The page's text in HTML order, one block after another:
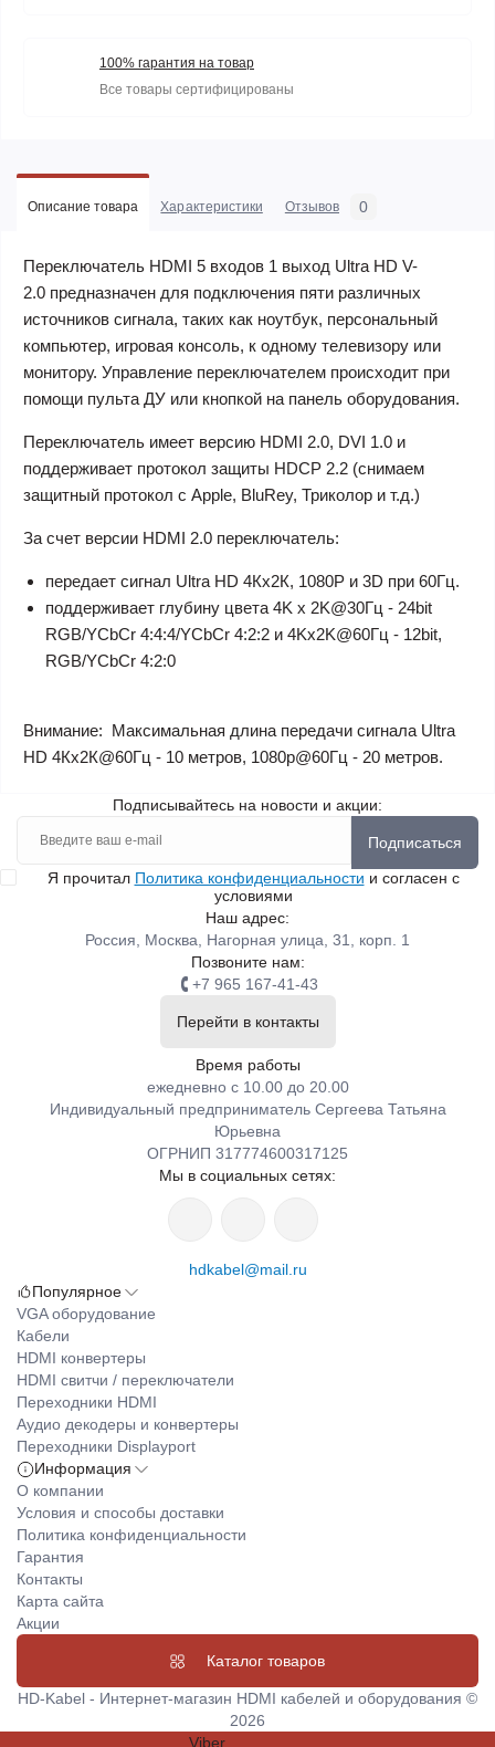
100% гарантия на товар
Все товары сертифицированы
Описание товара Характеристики Отзывов 0
Переключатель HDMI 5 входов 1 выход Ultra HD V-
2.0 предназначен для подключения пяти различных
источников сигнала, таких как ноутбук, персональный
компьютер, игровая консоль, к одному телевизору или
монитору. Управление переключателем происходит при
помощи пульта ДУ или кнопкой на панель оборудования.
Переключатель имеет версию HDMI 2.0, DVI 1.0 и
поддерживает протокол защиты HDCP 2.2 (снимаем
защитный протокол с Applе, BluRey, Триколор и т.д.)
За счет версии HDMI 2.0 переключатель:
передает сигнал Ultra HD 4Кх2К, 1080P и 3D при 60Гц.
поддерживает глубину цвета 4K x 2K@30Гц - 24bit
RGB/YCbCr 4:4:4/YCbCr 4:2:2 и 4Kx2K@60Гц - 12bit,
RGB/YCbCr 4:2:0
Внимание: Максимальная длина передачи сигнала Ultra
HD 4Кх2К@60Гц - 10 метров, 1080р@60Гц - 20 метров.
Подписывайтесь на новости и акции:
Подписаться
Я прочитал Политика конфиденциальности и согласен с
условиями
Наш адрес:
Россия, Москва, Нагорная улица, 31, корп. 1
Позвоните нам:
+7 965 167-41-43
Перейти в контакты
Время работы
ежедневно с 10.00 до 20.00
Индивидуальный предприниматель Сергеева Татьяна
Юрьевна
ОГРНИП 317774600317125
Мы в социальных сетях:
hdkabel@mail.ru
Популярное
VGA оборудование
Кабели
HDMI конвертеры
HDMI свитчи / переключатели
Переходники HDMI
Аудио декодеры и конвертеры
Переходники Displayport
Информация
О компании
Условия и способы доставки
Политика конфиденциальности
Гарантия
Контакты
Карта сайта
Акции
Каталог товаров
HD-Kabel - Интернет-магазин HDMI кабелей и оборудования ©
2026
Viber